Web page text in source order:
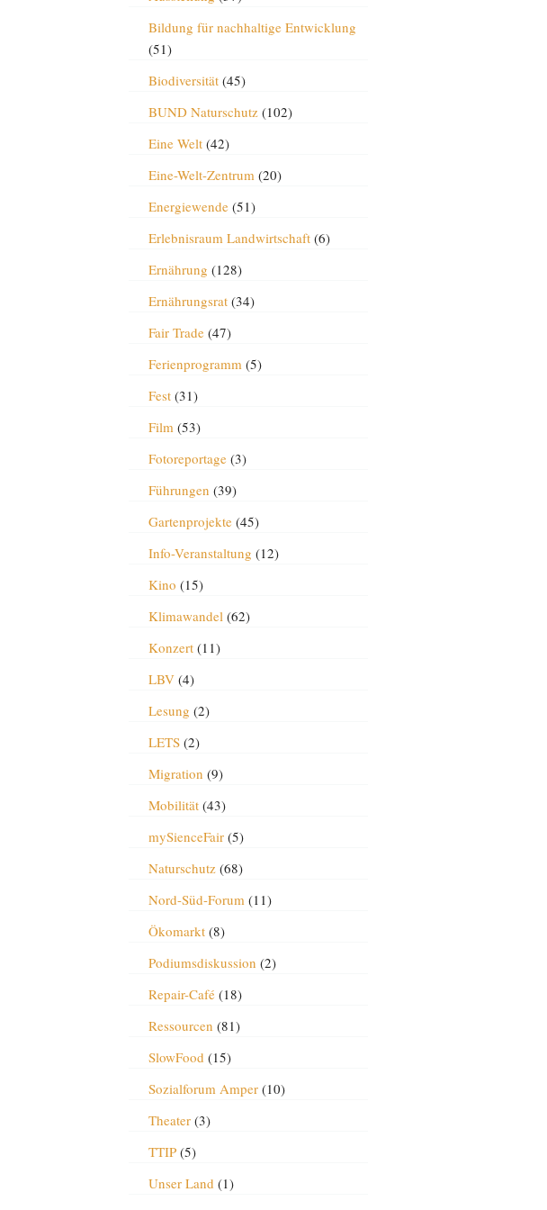
Bildung für nachhaltige Entwicklung
(51)
Biodiversität(45)
BUND Naturschutz(102)
Eine Welt(42)
Eine-Welt-Zentrum(20)
Energiewende(51)
Erlebnisraum Landwirtschaft(6)
Ernährung (128)
Ernährungsrat(34)
Fair Trade(47)
Ferienprogramm(5)
Fest(31)
Film(53)
Fotoreportage(3)
Führungen (39)
Gartenprojekte(45)
Info-Veranstaltung (12)
Kino (15)
Klimawandel(62)
Konzert(11)
LBV(4)
Lesung (2)
LETS(2)
Migration (9)
Mobilität(43)
mySienceFair(5)
Naturschutz(68)
Nord-Süd-Forum(11)
Ökomarkt(8)
Podiumsdiskussion (2)
Repair-Café(18)
Ressourcen (81)
SlowFood (15)
Sozialforum Amper(10)
Theater(3)
TTIP(5)
Unser Land (1)